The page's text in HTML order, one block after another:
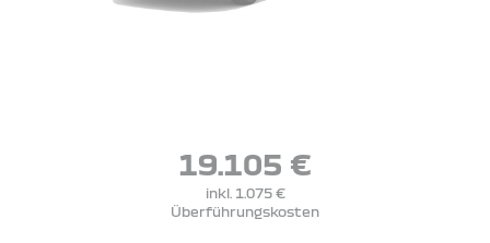
19.105 €
inkl. 1.075 €
Überführungskosten